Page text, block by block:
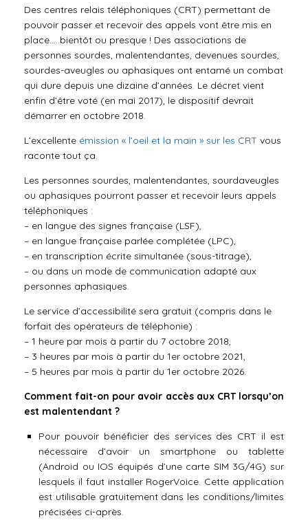
Des centres relais téléphoniques (CRT) permettant de
pouvoir passer et recevoir des appels vont être mis en
place…..bientôt ou presque ! Des associations de
personnes sourdes, malentendantes, devenues sourdes,
sourdes-aveugles ou aphasiques ont entamé un combat
qui dure depuis une dizaine d’années. Le décret vient
enfin d’être voté (en mai 2017), le dispositif devrait
démarrer en octobre 2018.
L’excellente émission « l’oeil et la main » sur les CRT vous
raconte tout ça.
Les personnes sourdes, malentendantes, sourdaveugles
ou aphasiques pourront passer et recevoir leurs appels
téléphoniques :
– en langue des signes française (LSF),
– en langue française parlée complétée (LPC),
– en transcription écrite simultanée (sous-titrage),
– ou dans un mode de communication adapté aux
personnes aphasiques.
Le service d’accessibilité sera gratuit (compris dans le
forfait des opérateurs de téléphonie) :
– 1 heure par mois à partir du 7 octobre 2018,
– 3 heures par mois à partir du 1er octobre 2021,
– 5 heures par mois à partir du 1er octobre 2026.
Comment fait-on pour avoir accès aux CRT lorsqu’on
est malentendant ?
Pour pouvoir bénéficier des services des CRT il est
nécessaire d’avoir un smartphone ou tablette
(Android ou IOS équipés d’une carte SIM 3G/4G) sur
lesquels il faut installer RogerVoice. Cette application
est utilisable gratuitement dans les conditions/limites
précisées ci-après.